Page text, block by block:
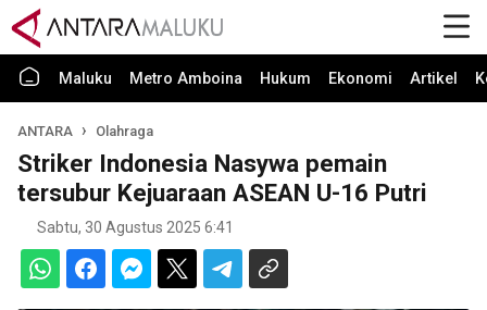
Maluku Metro Amboina Hukum Ekonomi Artikel
ANTARA Olahraga
Striker Indonesia Nasywa pemain
tersubur Kejuaraan ASEAN U-16 Putri
Sabtu, 30 Agustus 2025 6:41